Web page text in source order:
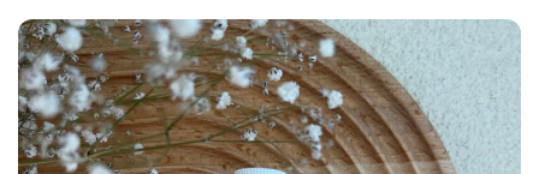
RESERVE
LOUVRE Maison
お問い合わせ